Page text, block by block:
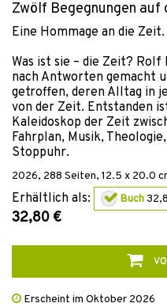
Zwölf Begegnungen auf
Eine Hommage an die Zeit.
Was ist sie – die Zeit?
nach Antworten gemacht
getroffen, deren Alltag in
von der Zeit. Entstanden
Kaleidoskop der Zeit
Fahrplan, Musik,
Stoppuhr.
2026, 288 Seiten, 12.5 x 20.0
Erhältlich als: Buch
32,80 €
Erscheint im Oktober 2026